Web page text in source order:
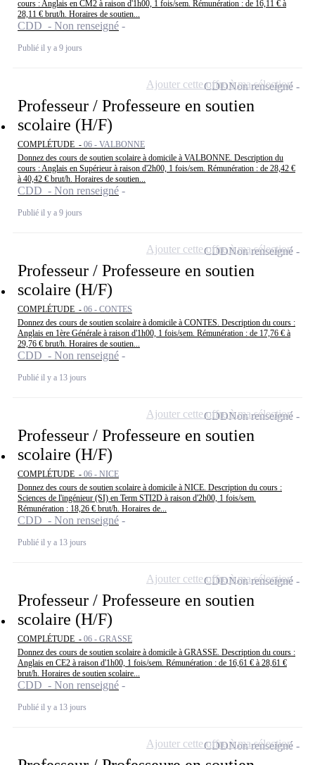
cours : Anglais en CM2 à raison d'1h00, 1 fois/sem. Rémunération : de 16,11 € à
28,11 € brut/h. Horaires de soutien...
CDD - Non renseigné
Publié il y a 9 jours
Professeur / Professeure en soutien
scolaire (H/F)
COMPLÉTUDE - 06 - VALBONNE
Donnez des cours de soutien scolaire à domicile à VALBONNE. Description du
cours : Anglais en Supérieur à raison d'2h00, 1 fois/sem. Rémunération : de 28,42 €
à 40,42 € brut/h. Horaires de soutien...
CDD - Non renseigné
Publié il y a 9 jours
CDDNon renseigné
Ajouter cette offre à ma sélection
Professeur / Professeure en soutien
scolaire (H/F)
COMPLÉTUDE - 06 - CONTES
Donnez des cours de soutien scolaire à domicile à CONTES. Description du cours :
Anglais en 1ère Générale à raison d'1h00, 1 fois/sem. Rémunération : de 17,76 € à
29,76 € brut/h. Horaires de soutien...
CDD - Non renseigné
Publié il y a 13 jours
CDDNon renseigné
Ajouter cette offre à ma sélection
Professeur / Professeure en soutien
scolaire (H/F)
COMPLÉTUDE - 06 - NICE
Donnez des cours de soutien scolaire à domicile à NICE. Description du cours :
Sciences de l'ingénieur (SI) en Term STI2D à raison d'2h00, 1 fois/sem.
Rémunération : 18,26 € brut/h. Horaires de...
CDD - Non renseigné
Publié il y a 13 jours
CDDNon renseigné
Ajouter cette offre à ma sélection
Professeur / Professeure en soutien
scolaire (H/F)
COMPLÉTUDE - 06 - GRASSE
Donnez des cours de soutien scolaire à domicile à GRASSE. Description du cours :
Anglais en CE2 à raison d'1h00, 1 fois/sem. Rémunération : de 16,61 € à 28,61 €
brut/h. Horaires de soutien scolaire...
CDD - Non renseigné
Publié il y a 13 jours
CDDNon renseigné
Ajouter cette offre à ma sélection
CDDNon renseigné
Ajouter cette offre à ma sélection